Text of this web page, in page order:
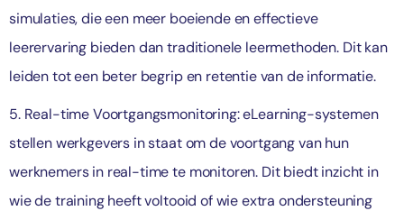
simulaties, die een meer boeiende en effectieve
leerervaring bieden dan traditionele leermethoden. Dit kan
leiden tot een beter begrip en retentie van de informatie.
5. Real-time Voortgangsmonitoring: eLearning-systemen
stellen werkgevers in staat om de voortgang van hun
werknemers in real-time te monitoren. Dit biedt inzicht in
wie de training heeft voltooid of wie extra ondersteuning